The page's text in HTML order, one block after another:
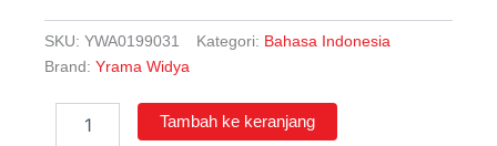
SKU: YWA0199031 Kategori: Bahasa Indonesia
Brand: Yrama Widya
Ejaan
Tambah ke keranjang